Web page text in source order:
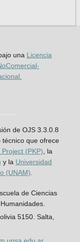
una Licencia
de OJS 3.3.0.8
que ofrece
(PKP), la
y la Universidad
(UNAM).
de Ciencias
5150. Salta,